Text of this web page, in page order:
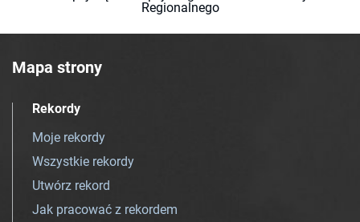
Regionalnego
Mapa strony
Rekordy
Moje rekordy
Wszystkie rekordy
Utwórz rekord
Jak pracować z rekordem